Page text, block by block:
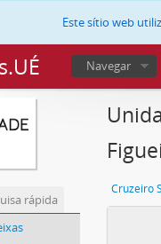
Este sítio web
Navegar
rápida
Cruzeiro